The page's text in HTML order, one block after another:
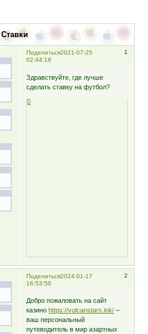
Ставки
Поделиться 1
2021-07-25
02:44:18
Здравствуйте, где лучше
сделать ставку на футбол?
0
Поделиться 2
2024-01-17
16:53:50
Добро пожаловать на сайт
казиноhttps://vulcanstars.ink/ –
ваш персональный
путеводитель в мир азартных